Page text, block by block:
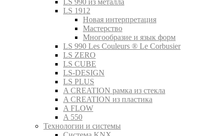
LS 990 из металла
LS 1912
Новая интерпретация
Мастерство
Многообразие и язык форм
LS 990 Les Couleurs ® Le Corbusier
LS ZERO
LS CUBE
LS-DESIGN
LS PLUS
A CREATION рамка из стекла
A CREATION из пластика
A FLOW
A 550
Технологии и системы